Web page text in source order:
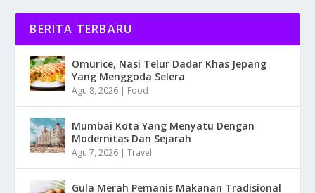
BERITA TERBARU
Omurice, Nasi Telur Dadar Khas Jepang
Yang Menggoda Selera
Agu 8, 2026 | Food
Mumbai Kota Yang Menyatu Dengan
Modernitas Dan Sejarah
Agu 7, 2026 |Travel
Gula Merah Pemanis Makanan Tradisional